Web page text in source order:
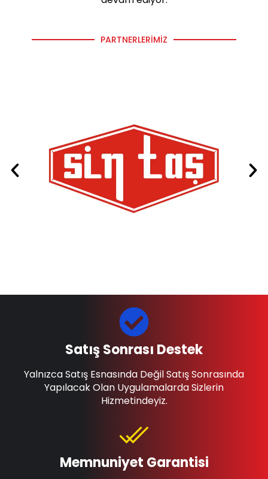
PARTNERLERIMIZ
Memnuniyet Garantisi
Satış Sonrası Destek
Yalnızca Satış Esnasında Değil Satış Sonrasında
Yapılacak Olan Uygulamalarda Sizlerin
Hizmetindeyiz.